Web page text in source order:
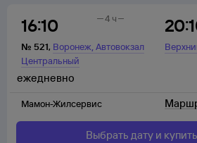
16:10
№ 521, Воронеж,Автовокзал
Центральный
4 ч
Мамон-Жилсервис
ежедневно
Выбрать дату и